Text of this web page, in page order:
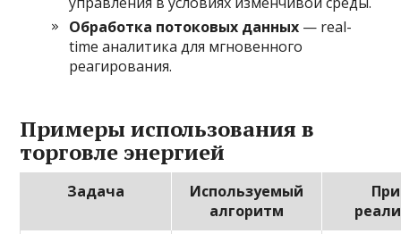
Обработка потоковых данных — real-
time аналитика для мгновенного
реагирования.
Примеры использования в
торговле энергией
Задача
Используемый
алгоритм